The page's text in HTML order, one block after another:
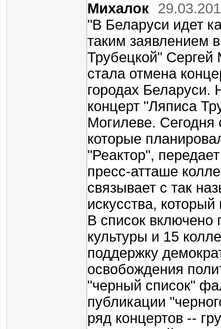
Михалок
"В Беларуси идет
таким заявлением
Трубецкой"
стала отмена
городах
концерт "Ляписа
Могилеве. Сегодня
которые
"Реактор",
пресс-атташе
связывает с так
искусства,
В список включено
культуры и 15
поддержку
освобождения
"черный список"
публикации
ряд концертов --